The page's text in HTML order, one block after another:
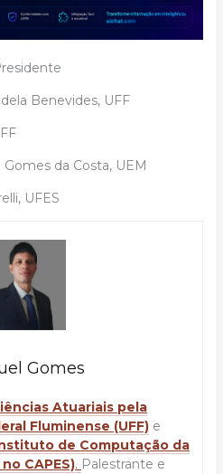
Benevides, UFF
da Costa, UEM
UFES
Gomes
Atuariais pela
Fluminense (UFF) e
de Computação da
CAPES). Palestrante e